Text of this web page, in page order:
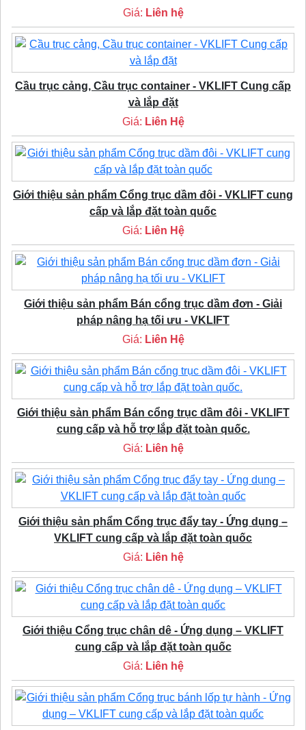
Giá: Liên hệ
Cầu trục cảng, Cầu trục container - VKLIFT Cung cấp
và lắp đặt
Giá: Liên Hệ
Giới thiệu sản phẩm Cổng trục dầm đôi - VKLIFT cung
cấp và lắp đặt toàn quốc
Giá: Liên Hệ
Giới thiệu sản phẩm Bán cổng trục dầm đơn - Giải
pháp nâng hạ tối ưu - VKLIFT
Giá: Liên Hệ
Giới thiệu sản phẩm Bán cổng trục dầm đôi - VKLIFT
cung cấp và hỗ trợ lắp đặt toàn quốc.
Giá: Liên hệ
Giới thiệu sản phẩm Cổng trục đẩy tay - Ứng dụng –
VKLIFT cung cấp và lắp đặt toàn quốc
Giá: Liên hệ
Giới thiệu Cổng trục chân dê - Ứng dụng – VKLIFT
cung cấp và lắp đặt toàn quốc
Giá: Liên hệ